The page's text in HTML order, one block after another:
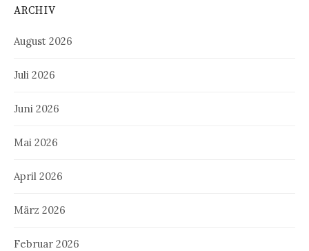
ARCHIV
August 2026
Juli 2026
Juni 2026
Mai 2026
April 2026
März 2026
Februar 2026